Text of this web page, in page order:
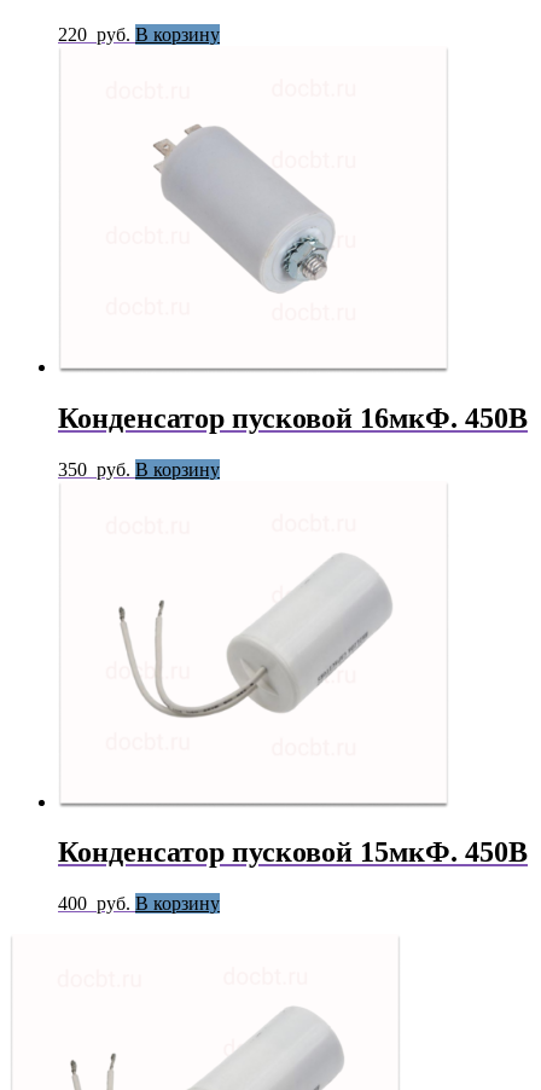
220 руб. В корзину
Конденсатор пусковой 16мкФ. 450В
350 руб. В корзину
Конденсатор пусковой 15мкФ. 450В
400 руб. В корзину